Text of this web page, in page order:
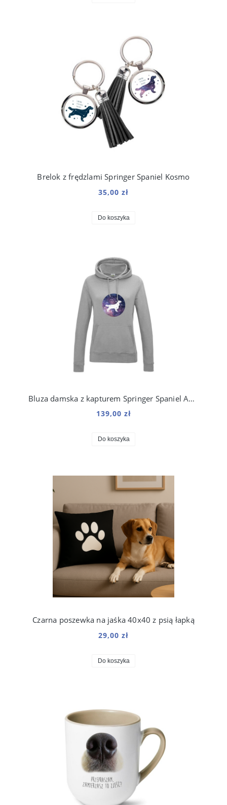
Brelok z frędzlami Springer Spaniel Kosmo
35,00 zł
Do koszyka
Bluza damska z kapturem Springer Spaniel Angielski Kosmo
139,00 zł
Do koszyka
Czarna poszewka na jaśka 40x40 z psią łapką
29,00 zł
Do koszyka